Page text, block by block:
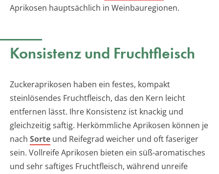
Aprikosen hauptsächlich in Weinbauregionen.
Konsistenz und Fruchtfleisch
Zuckeraprikosen haben ein festes, kompakt
steinlösendes Fruchtfleisch, das den Kern leicht
entfernen lässt. Ihre Konsistenz ist knackig und
gleichzeitig saftig. Herkömmliche Aprikosen können je
nach Sorte und Reifegrad weicher und oft faseriger
sein. Vollreife Aprikosen bieten ein süß-aromatisches
und sehr saftiges Fruchtfleisch, während unreife